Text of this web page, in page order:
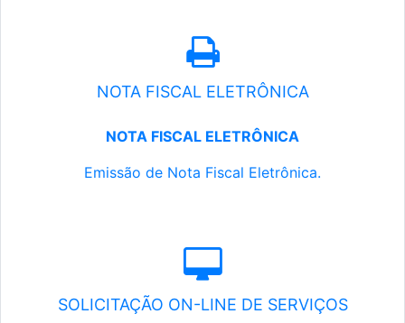
NOTA FISCAL ELETRÔNICA
NOTA FISCAL ELETRÔNICA
Emissão de Nota Fiscal Eletrônica.
SOLICITAÇÃO ON-LINE DE SERVIÇOS